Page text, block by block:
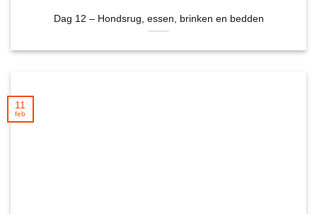
Dag 12 – Hondsrug, essen, brinken en bedden
11
feb